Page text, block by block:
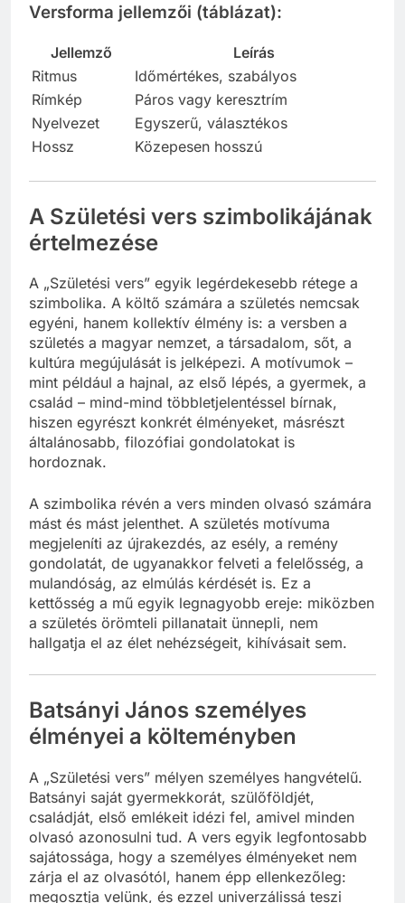
Versforma jellemzői (táblázat):
Jellemző
Leírás
Ritmus
Időmértékes, szabályos
Rímkép
Páros vagy keresztrím
Nyelvezet
Egyszerű, választékos
Hossz
Közepesen hosszú
A Születési vers szimbolikájának
értelmezése
A „Születési vers” egyik legérdekesebb rétege a
szimbolika. A költő számára a születés nemcsak
egyéni, hanem kollektív élmény is: a versben a
születés a magyar nemzet, a társadalom, sőt, a
kultúra megújulását is jelképezi. A motívumok –
mint például a hajnal, az első lépés, a gyermek, a
család – mind-mind többletjelentéssel bírnak,
hiszen egyrészt konkrét élményeket, másrészt
általánosabb, filozófiai gondolatokat is
hordoznak.
A szimbolika révén a vers minden olvasó számára
mást és mást jelenthet. A születés motívuma
megjeleníti az újrakezdés, az esély, a remény
gondolatát, de ugyanakkor felveti a felelősség, a
mulandóság, az elmúlás kérdését is. Ez a
kettősség a mű egyik legnagyobb ereje: miközben
a születés örömteli pillanatait ünnepli, nem
hallgatja el az élet nehézségeit, kihívásait sem.
Batsányi János személyes
élményei a költeményben
A „Születési vers” mélyen személyes hangvételű.
Batsányi saját gyermekkorát, szülőföldjét,
családját, első emlékeit idézi fel, amivel minden
olvasó azonosulni tud. A vers egyik legfontosabb
sajátossága, hogy a személyes élményeket nem
zárja el az olvasótól, hanem épp ellenkezőleg:
megosztja velünk, és ezzel univerzálissá teszi